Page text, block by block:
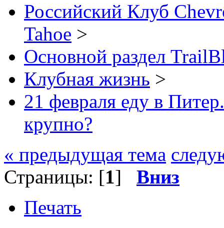
Российский Клуб
Tahoe >
Основной раздел
Клубная жизнь >
21 февраля еду в
крупно?
« предыдущая тема
Страницы: [1] Вниз
Печать